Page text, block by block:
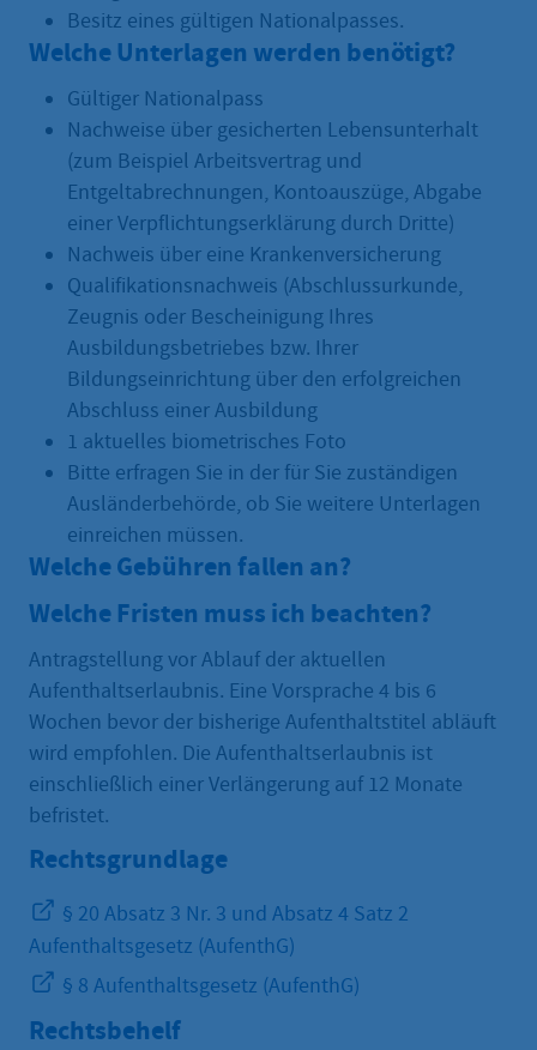
Besitz eines gültigen Nationalpasses.
Welche Unterlagen werden benötigt?
Gültiger Nationalpass
Nachweise über gesicherten Lebensunterhalt
(zum Beispiel Arbeitsvertrag und
Entgeltabrechnungen, Kontoauszüge, Abgabe
einer Verpflichtungserklärung durch Dritte)
Nachweis über eine Krankenversicherung
Qualifikationsnachweis (Abschlussurkunde,
Zeugnis oder Bescheinigung Ihres
Ausbildungsbetriebes bzw. Ihrer
Bildungseinrichtung über den erfolgreichen
Abschluss einer Ausbildung
1 aktuelles biometrisches Foto
Bitte erfragen Sie in der für Sie zuständigen
Ausländerbehörde, ob Sie weitere Unterlagen
einreichen müssen.
Welche Gebühren fallen an?
Welche Fristen muss ich beachten?
Antragstellung vor Ablauf der aktuellen
Aufenthaltserlaubnis. Eine Vorsprache 4 bis 6
Wochen bevor der bisherige Aufenthaltstitel abläuft
wird empfohlen. Die Aufenthaltserlaubnis ist
einschließlich einer Verlängerung auf 12 Monate
befristet.
Rechtsgrundlage
§ 20 Absatz 3 Nr. 3 und Absatz 4 Satz 2
Aufenthaltsgesetz (AufenthG)
§ 8 Aufenthaltsgesetz (AufenthG)
Rechtsbehelf